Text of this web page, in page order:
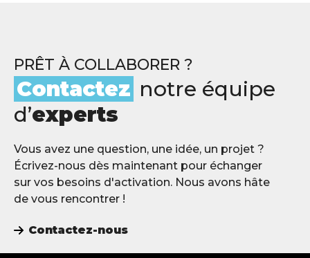
PRÊT À COLLABORER ?
Contactez notre équipe
d’experts
Vous avez une question, une idée, un projet ?
Écrivez-nous dès maintenant pour échanger
sur vos besoins d'activation. Nous avons hâte
de vous rencontrer !
Contactez-nous